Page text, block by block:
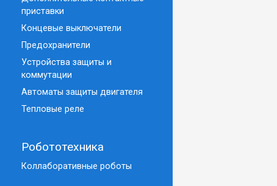
приставки
Концевые выключатели
Предохранители
Устройства защиты и
коммутации
Автоматы защиты двигателя
Тепловые реле
Робототехника
Коллаборативные роботы